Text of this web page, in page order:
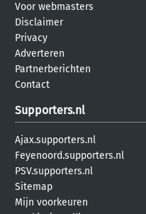
Voor webmasters
Disclaimer
Privacy
Adverteren
Partnerberichten
Contact
Supporters.nl
Ajax.supporters.nl
Feyenoord.supporters.nl
PSV.supporters.nl
Sitemap
Mijn voorkeuren